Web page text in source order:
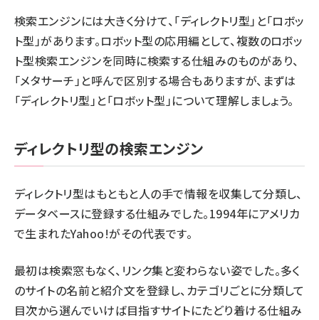
検索エンジンには大きく分けて、「ディレクトリ型」と「ロボッ
ト型」があります。ロボット型の応用編として、複数のロボッ
ト型検索エンジンを同時に検索する仕組みのものがあり、
「メタサーチ」と呼んで区別する場合もありますが、まずは
「ディレクトリ型」と「ロボット型」について理解しましょう。
ディレクトリ型の検索エンジン
ディレクトリ型はもともと人の手で情報を収集して分類し、
データベースに登録する仕組みでした。1994年にアメリカ
で生まれたYahoo!がその代表です。
最初は検索窓もなく、リンク集と変わらない姿でした。多く
のサイトの名前と紹介文を登録し、カテゴリごとに分類して
目次から選んでいけば目指すサイトにたどり着ける仕組み